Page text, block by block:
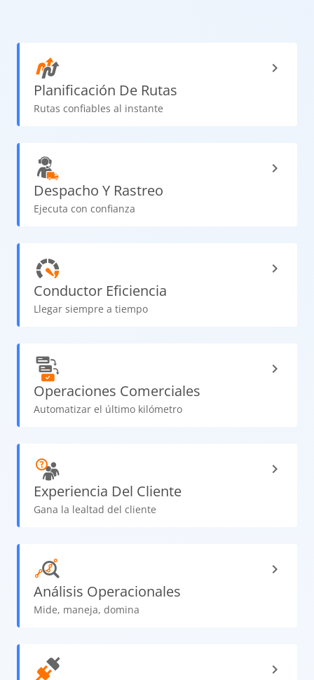
Planificación De Rutas
Rutas confiables al instante
Despacho Y Rastreo
Ejecuta con confianza
Conductor Eficiencia
Llegar siempre a tiempo
Operaciones Comerciales
Automatizar el último kilómetro
Experiencia Del Cliente
Gana la lealtad del cliente
Análisis Operacionales
Mide, maneja, domina